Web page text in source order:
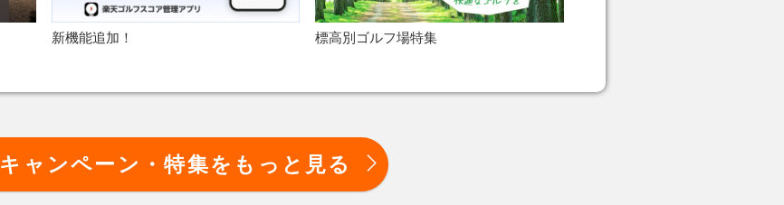
新機能追加！ 標高別ゴルフ場特集
キャンペーン・特集をもっと見る